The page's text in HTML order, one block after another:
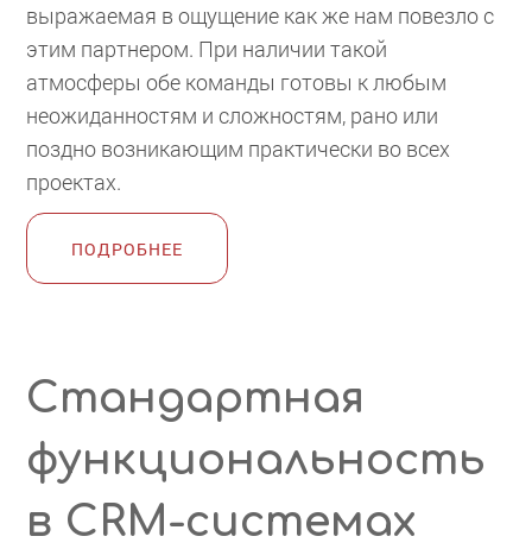
выражаемая в ощущение как же нам повезло с
этим партнером. При наличии такой
атмосферы обе команды готовы к любым
неожиданностям и сложностям, рано или
поздно возникающим практически во всех
проектах.
ПОДРОБНЕЕ
Стандартная
функциональность
в CRM-системах